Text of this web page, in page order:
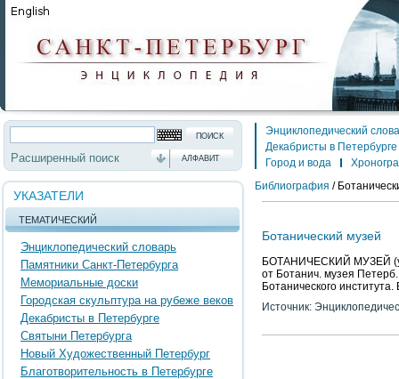
Расширенный поиск АЛФАВИТ
УКАЗАТЕЛИ
ТЕМАТИЧЕСКИЙ
Энциклопедический словарь
Памятники Санкт-Петербурга
Мемориальные доски
Городская скульптура на рубеже веков
Декабристы в Петербурге
Святыни Петербурга
Новый Художественный Петербург
Благотворительность в Петербурге
Энциклопедический
Декабристы в Петербурге
Город и вода
Библиография /
Ботанический музей
БОТАНИЧЕСКИЙ МУЗЕЙ
от Ботанич. музея
Ботанического
Источник: